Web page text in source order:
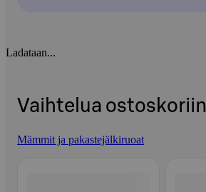
Ladataan...
Vaihtelua ostoskoriin
Mämmit ja pakastejälkiruoat